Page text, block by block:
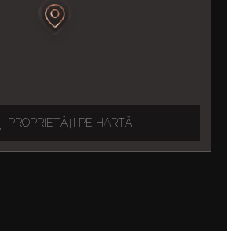
PROPRIETĂȚI PE HARTĂ